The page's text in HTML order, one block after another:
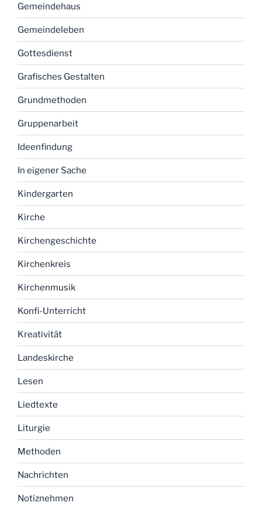
Gemeindehaus
Gemeindeleben
Gottesdienst
Grafisches Gestalten
Grundmethoden
Gruppenarbeit
Ideenfindung
In eigener Sache
Kindergarten
Kirche
Kirchengeschichte
Kirchenkreis
Kirchenmusik
Konfi-Unterricht
Kreativität
Landeskirche
Lesen
Liedtexte
Liturgie
Methoden
Nachrichten
Notiznehmen